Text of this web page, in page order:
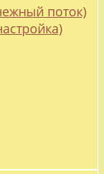
поток)